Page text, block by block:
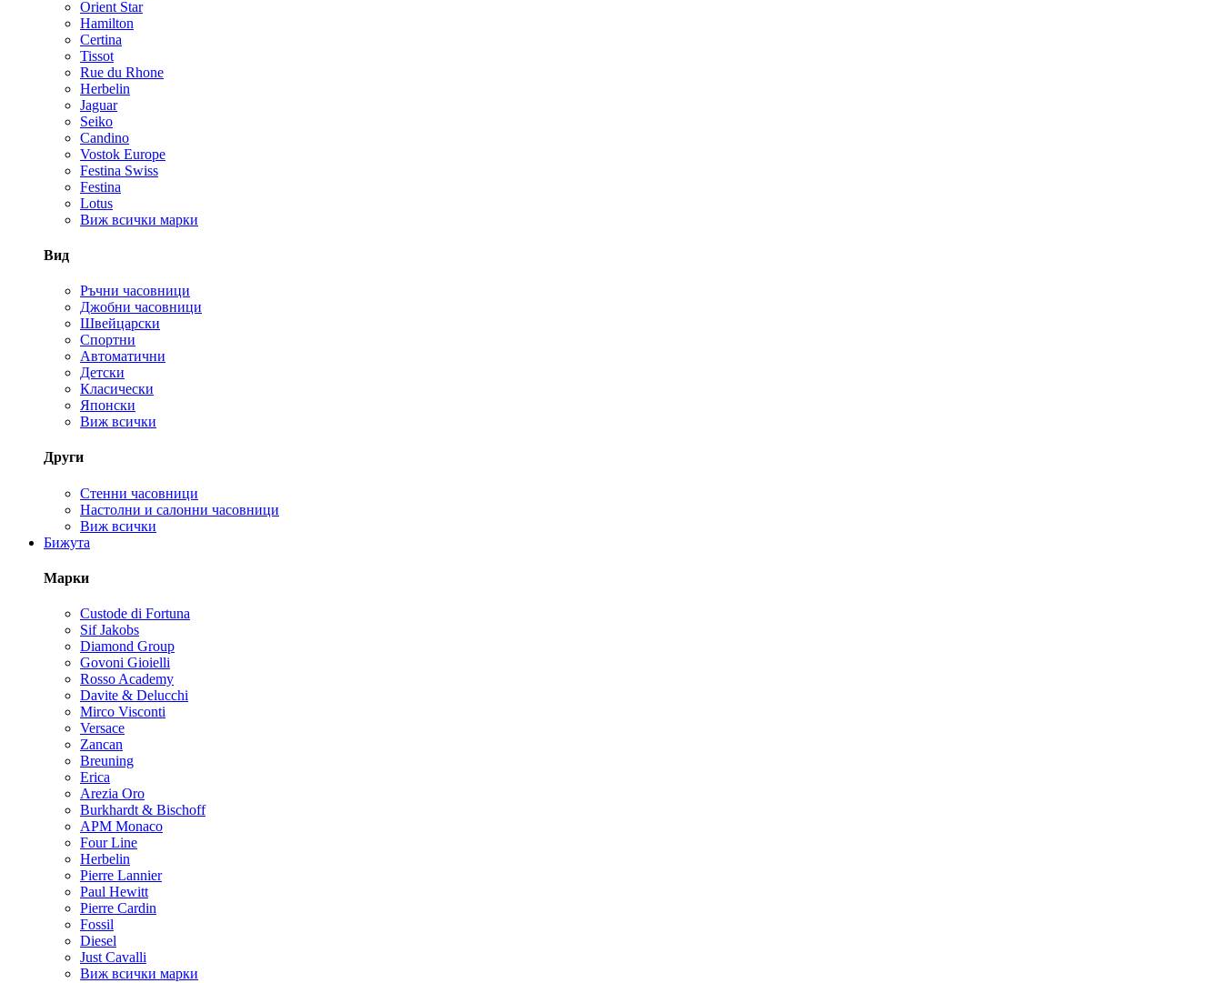
Orient Star
Hamilton
Certina
Tissot
Rue du Rhone
Herbelin
Jaguar
Seiko
Candino
Vostok Europe
Festina Swiss
Festina
Lotus
Виж всички марки
Вид
Ръчни часовници
Джобни часовници
Швейцарски
Спортни
Автоматични
Детски
Класически
Японски
Виж всички
Други
Стенни часовници
Настолни и салонни часовници
Виж всички
Бижута
Марки
Custode di Fortuna
Sif Jakobs
Diamond Group
Govoni Gioielli
Rosso Academy
Davite & Delucchi
Mirco Visconti
Versace
Zancan
Breuning
Erica
Arezia Oro
Burkhardt & Bischoff
APM Monaco
Four Line
Herbelin
Pierre Lannier
Paul Hewitt
Pierre Cardin
Fossil
Diesel
Just Cavalli
Виж всички марки